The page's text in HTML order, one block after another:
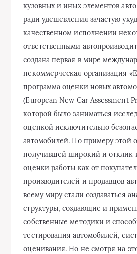
кузовных и иных элементов
ради удешевления зачастую
качественном исполнении
ответственными
создана первая в мире
некоммерческая организация
программа оценки новых
(European New Car Assessment
которой было заниматься
оценкой исключительно
автомобилей. По примеру этой
получившей широкий и отклик
оценки работы как от
производителей и продавцов
всему миру стали создаваться
структуры, создающие и
собственные методики и
тестирования автомобилей,
оценивания. Но не смотря на